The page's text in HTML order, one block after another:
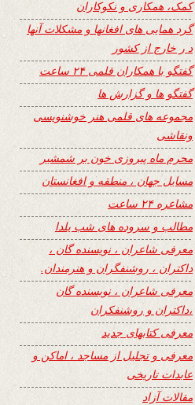
کمک، همکاری و نکوکاران
گرد همایی های افغانها و مشکلات آنها
د ر خارج از کشور
گفتگو با همکاران قلمی ۲۴ ساعت
گفتگو ها و گزارش ها
مجموعه های قلمی هنر خوشنویسی
ونقاشی
محرم ماه پیروزی خون بر شمشیر
مسایل جهان ، منطقه و افغانستان
مشاعره ۲۴ ساعت
مطالب و سروده های شب یلدا
معرفی شاعران ، نویسنده گان ،
داکتران ، روشنفگران و هنرمندان.
معرفی شاعران ، نویسنده گان
،داکتران و روشنفکران
معرفی کتابهای جدید
معرفی و تجلیل از مساجد ، اماکن و
عابدات تاریخی
مقالات آزاد